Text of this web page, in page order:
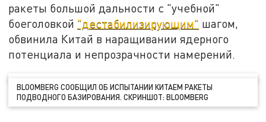
ракеты большой дальности с "учебной"
боеголовкой "дестабилизирующим" шагом,
обвинила Китай в наращивании ядерного
потенциала и непрозрачности намерений.
BLOOMBERG СООБЩИЛ ОБ ИСПЫТАНИИ КИТАЕМ РАКЕТЫ
ПОДВОДНОГО БАЗИРОВАНИЯ. СКРИНШОТ: BLOOMBERG